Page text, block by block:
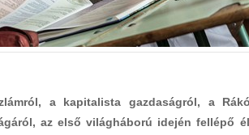
a kapitalista gazdaságról, a
az első világháború idején fellépő